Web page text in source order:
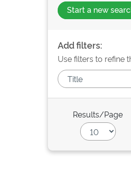
Start a new
Add filters:
Use filters to refine
Results/Page